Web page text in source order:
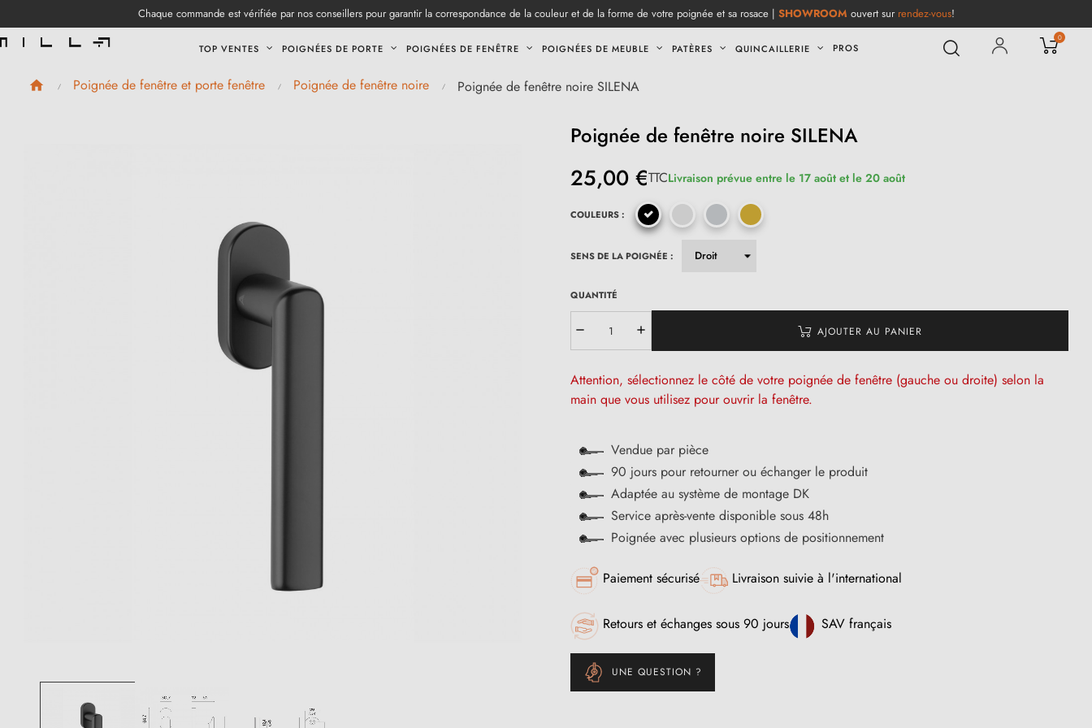
Chaque commande est vérifiée par nos conseillers pour garantir la correspondance de la couleur et de la forme de votre poignée et sa rosace | SHOWROOM ouvert sur rendez-vous!
TOP VENTES POIGNÉES DE PORTE POIGNÉES DE FENÊTRE POIGNÉES DE MEUBLE PATÈRES QUINCAILLERIE PROS
0
Poignée de fenêtre et porte fenêtre Poignée de fenêtre noire Poignée de fenêtre noire SILENA
Poignée de fenêtre noire SILENA
25,00 €TTCLivraison prévue entre le 17 août et le 20 août
COULEURS :
SENS DE LA POIGNÉE :
QUANTITÉ
AJOUTER AU PANIER
Attention, sélectionnez le côté de votre poignée de fenêtre (gauche ou droite) selon la
main que vous utilisez pour ouvrir la fenêtre.
Vendue par pièce
90 jours pour retourner ou échanger le produit
Adaptée au système de montage DK
Service après-vente disponible sous 48h
Poignée avec plusieurs options de positionnement
Paiement sécurisé Livraison suivie à l'international
Retours et échanges sous 90 jours SAV français
UNE QUESTION ?